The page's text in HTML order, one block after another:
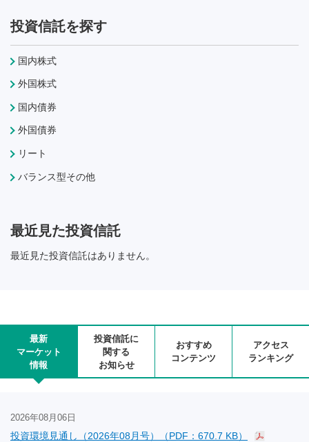
投資信託を探す
国内株式
外国株式
国内債券
外国債券
リート
バランス型その他
最近見た投資信託
最近見た投資信託はありません。
最新
マーケット
情報
投資信託に
関する
お知らせ
おすすめ
コンテンツ
アクセス
ランキング
2026年08月06日
投資環境見通し（2026年08月号）（PDF：670.7 KB）